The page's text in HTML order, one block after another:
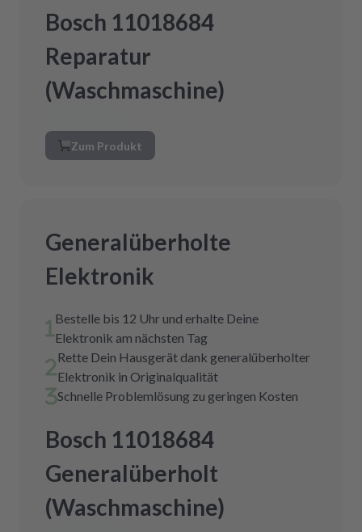
Bosch 11018684
Reparatur
(Waschmaschine)
Zum Produkt
Generalüberholte
Elektronik
Bestelle bis 12 Uhr und erhalte Deine
Elektronik am nächsten Tag
Rette Dein Hausgerät dank generalüberholter
Elektronik in Originalqualität
Schnelle Problemlösung zu geringen Kosten
Bosch 11018684
Generalüberholt
(Waschmaschine)